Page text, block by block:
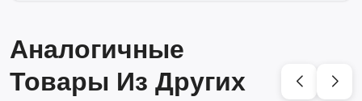
Аналогичные
Товары Из Других